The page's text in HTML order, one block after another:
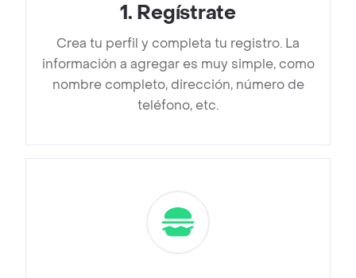
1. Regístrate
Crea tu perfil y completa tu registro. La
información a agregar es muy simple, como
nombre completo, dirección, número de
teléfono, etc.